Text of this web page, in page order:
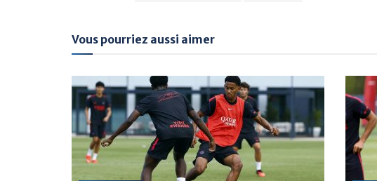
Vous pourriez aussi aimer